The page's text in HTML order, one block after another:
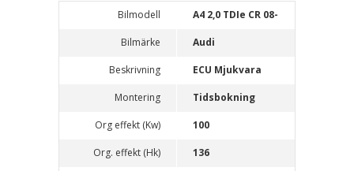
Bilmodell A4 2,0 TDIe CR 08-
Bilmärke Audi
Beskrivning ECU Mjukvara
Montering Tidsbokning
Org effekt (Kw) 100
Org. effekt (Hk) 136